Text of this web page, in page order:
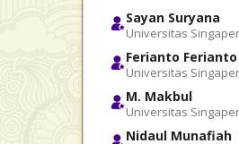
Sayan Suryana
Universitas
Ferianto Ferianto
Universitas
M. Makbul
Universitas
Nidaul Munafiah